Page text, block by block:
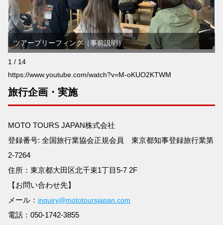
ツアーブリーフィング（事前説明）
1 / 14
https://www.youtube.com/watch?v=M-oKUO2KTWM
旅行企画・実施
MOTO TOURS JAPAN株式会社
登録番号: 全国旅行業協会正規会員 東京都知事登録旅行業第
2-7264
住所：東京都大田区北千束1丁目5-7 2F
【お問い合わせ先】
メール： inquiry@mototoursjapan.com
電話：050-1742-3855